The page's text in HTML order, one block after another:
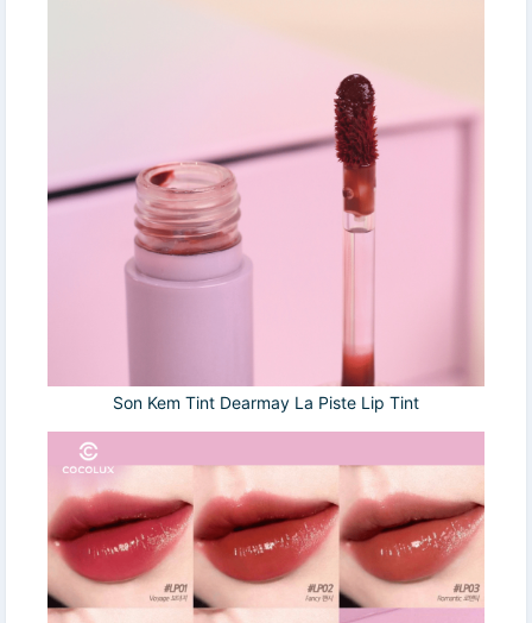
Son Kem Tint Dearmay La Piste Lip Tint